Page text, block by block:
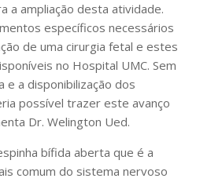
a ampliação desta atividade.
específicos necessários
de uma cirurgia fetal e estes
no Hospital UMC. Sem
e a disponibilização dos
possível trazer este avanço
Dr. Welington Ued.
bífida aberta que é a
comum do sistema nervoso